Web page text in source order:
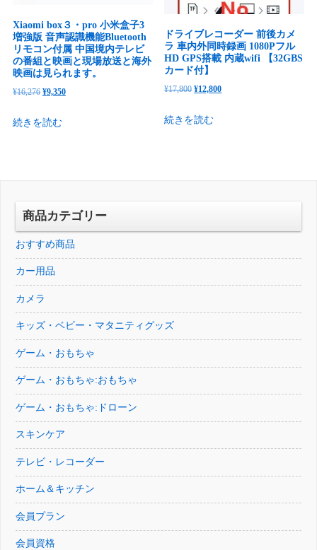
セ
ッ
ト
個
Xiaomi box３・pro 小米盒子3
増強版 音声認識機能Bluetooth
リモコン付属 中国境内テレビ
の番組と映画と現場放送と海外
映画は見られます。
¥16,276 元
価
し
¥9,350現
で
続きを読む
ドライブレコーダー 前後カメ
ラ 車内外同時録画 1080Pフル
HD GPS搭載 内蔵wifi 【32GBS
カード付】
¥17,800 元
価
¥12,800現
続きを読む
商品カテゴリー
おすすめ商品
カー用品
カメラ
キッズ・ベビー・マタニティグッズ
ゲーム・おもちゃ
ゲーム・おもちゃ:おもちゃ
ゲーム・おもちゃ:ドローン
スキンケア
テレビ・レコーダー
ホーム＆キッチン
会員プラン
会員資格